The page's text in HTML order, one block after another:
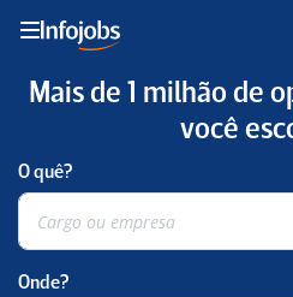
Mais de 1 milhão de
você
O quê?
Onde?